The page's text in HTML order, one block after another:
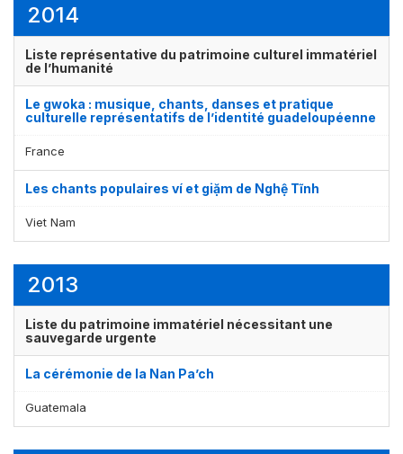
2014
Liste représentative du patrimoine culturel immatériel
de l’humanité
Le gwoka : musique, chants, danses et pratique
culturelle représentatifs de l’identité guadeloupéenne
France
Les chants populaires ví et giặm de Nghệ Tĩnh
Viet Nam
2013
Liste du patrimoine immatériel nécessitant une
sauvegarde urgente
La cérémonie de la Nan Pa’ch
Guatemala